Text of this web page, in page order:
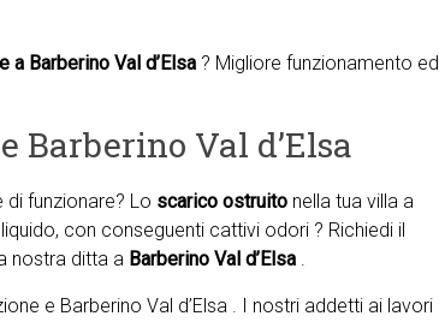
Barberino Val d’Elsa ? Migliore funzionamento ed
Barberino Val d’Elsa
funzionare? Lo scarico ostruito nella tua villa a
con conseguenti cattivi odori ? Richiedi il
nostra ditta a Barberino Val d’Elsa .
e Barberino Val d’Elsa . I nostri addetti ai lavori